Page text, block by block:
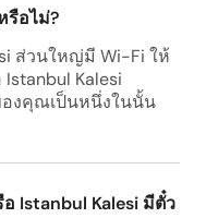
รือไม่?
ส่วนใหญ่มี Wi-Fi ให้
Kalesi
องคุณเป็นหนึ่งในนั้น
Istanbul Kalesi มีตั๋ว